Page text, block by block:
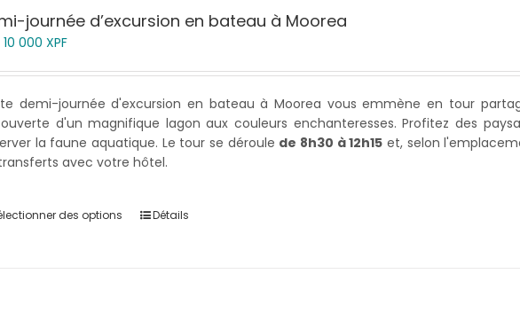
journée d’excursion en bateau à Moorea
10 000 XPF
demi-journée d'excursion en bateau à Moorea vous emmène en tour
d'un magnifique lagon aux couleurs enchanteresses. Profitez des
la faune aquatique. Le tour se déroule de 8h30 à 12h15 et, selon
avec votre hôtel.
des options Détails